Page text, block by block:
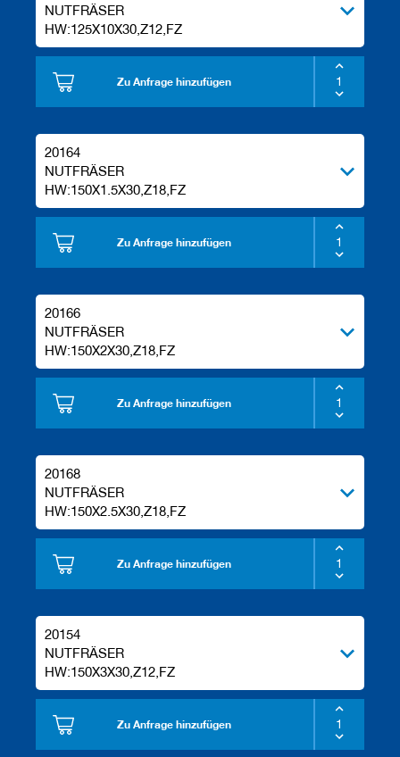
NUTFRÄSER
HW:125X10X30,Z12,FZ
Zu Anfrage hinzufügen
20164
NUTFRÄSER
HW:150X1.5X30,Z18,FZ
Zu Anfrage hinzufügen
20166
NUTFRÄSER
HW:150X2X30,Z18,FZ
Zu Anfrage hinzufügen
20168
NUTFRÄSER
HW:150X2.5X30,Z18,FZ
Zu Anfrage hinzufügen
20154
NUTFRÄSER
HW:150X3X30,Z12,FZ
Zu Anfrage hinzufügen